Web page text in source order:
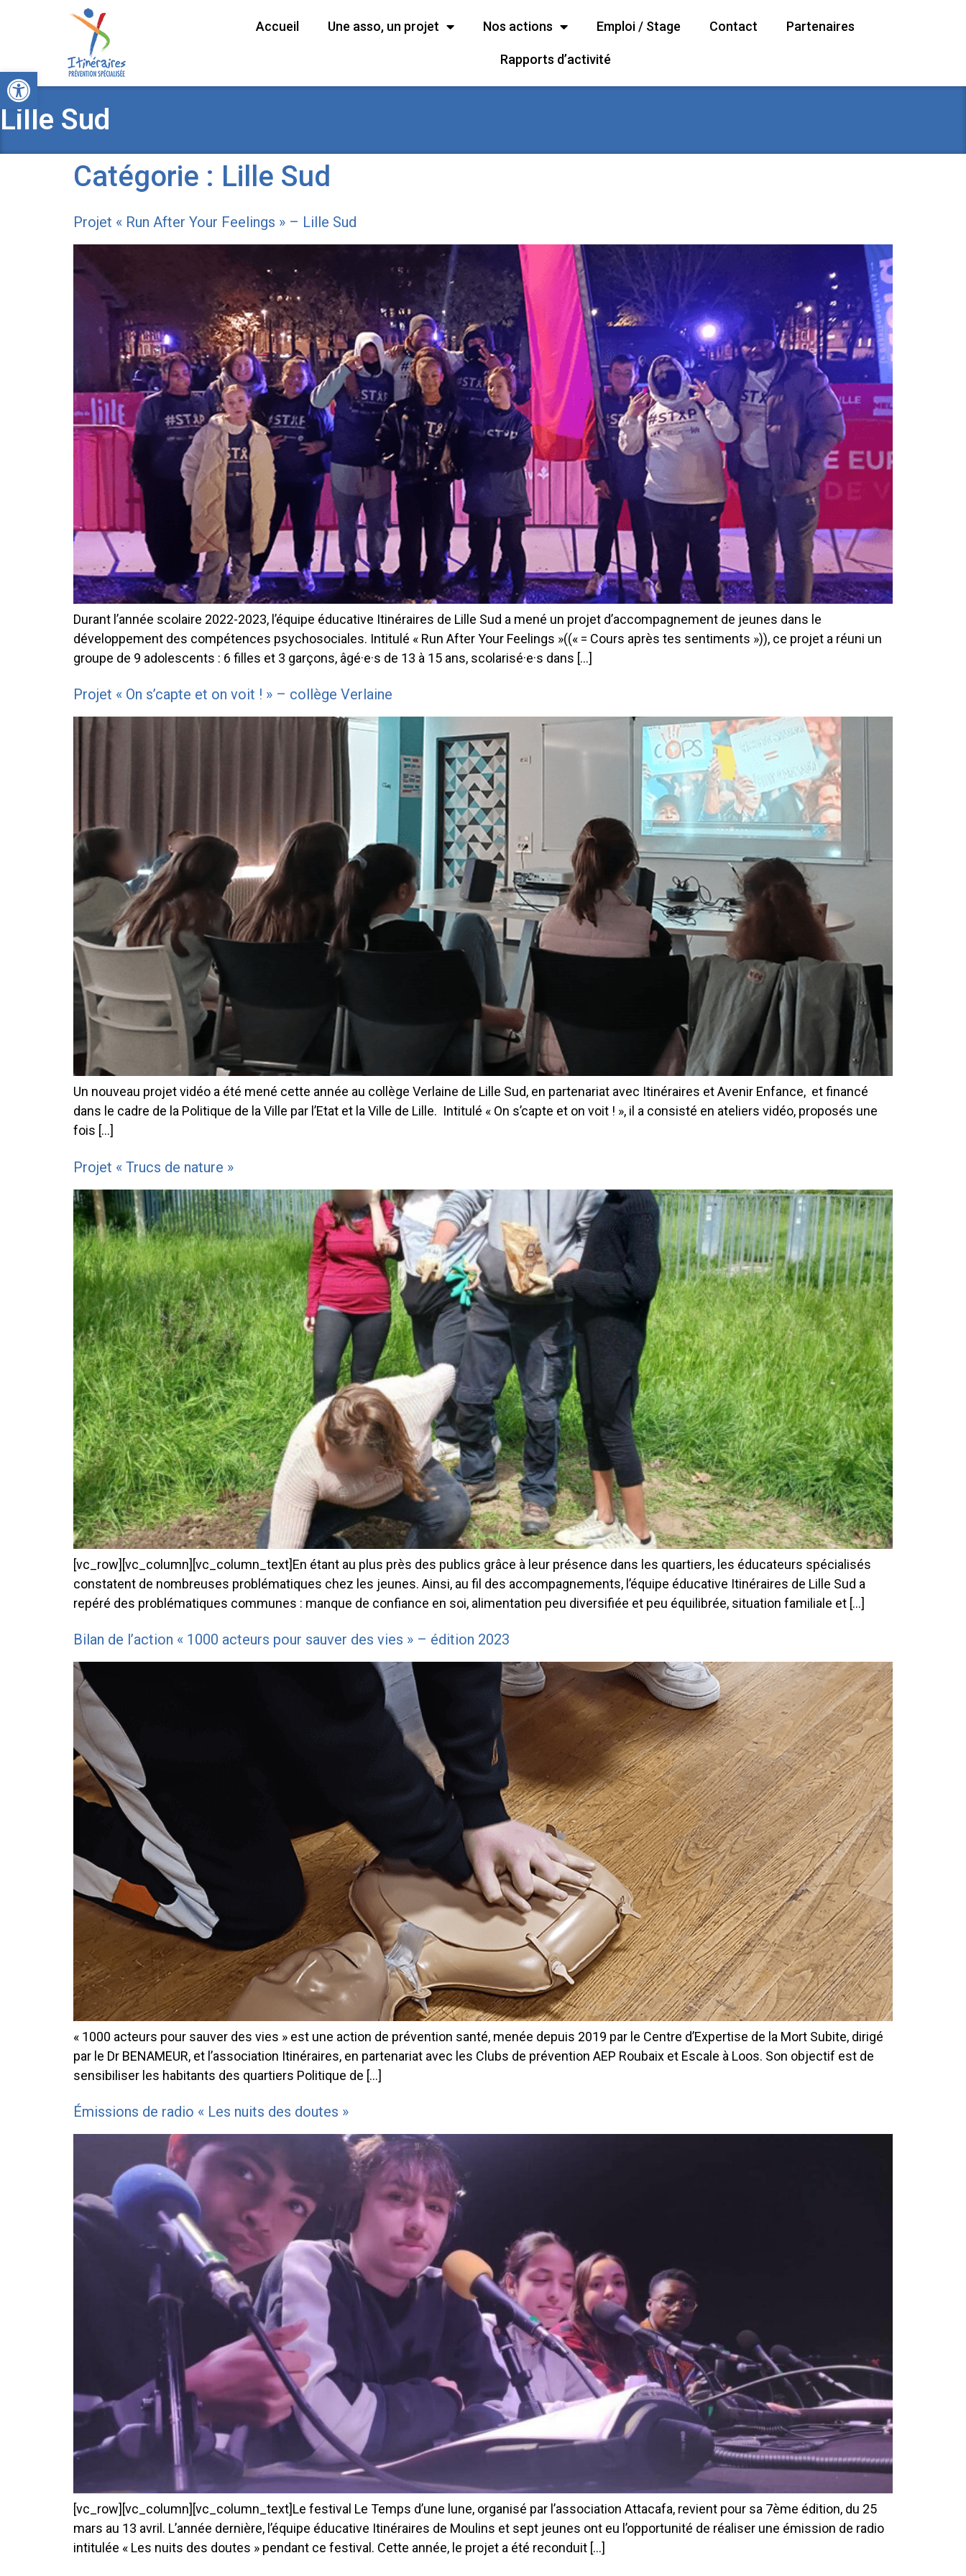
Ouvrir la barre d’outils
Accueil Une asso, un projet Nos actions Emploi / Stage Contact Partenaires
Rapports d’activité
Lille Sud
Catégorie : Lille Sud
Projet « Run After Your Feelings » – Lille Sud
Durant l’année scolaire 2022-2023, l’équipe éducative Itinéraires de Lille Sud a mené un projet d’accompagnement de jeunes dans le
développement des compétences psychosociales. Intitulé « Run After Your Feelings »((« = Cours après tes sentiments »)), ce projet a réuni un
groupe de 9 adolescents : 6 filles et 3 garçons, âgé·e·s de 13 à 15 ans, scolarisé·e·s dans […]
Projet « On s’capte et on voit ! » – collège Verlaine
Un nouveau projet vidéo a été mené cette année au collège Verlaine de Lille Sud, en partenariat avec Itinéraires et Avenir Enfance, et financé
dans le cadre de la Politique de la Ville par l’Etat et la Ville de Lille. Intitulé « On s’capte et on voit ! », il a consisté en ateliers vidéo, proposés une
fois […]
Projet « Trucs de nature »
[vc_row][vc_column][vc_column_text]En étant au plus près des publics grâce à leur présence dans les quartiers, les éducateurs spécialisés
constatent de nombreuses problématiques chez les jeunes. Ainsi, au fil des accompagnements, l’équipe éducative Itinéraires de Lille Sud a
repéré des problématiques communes : manque de confiance en soi, alimentation peu diversifiée et peu équilibrée, situation familiale et […]
Bilan de l’action « 1000 acteurs pour sauver des vies » – édition 2023
« 1000 acteurs pour sauver des vies » est une action de prévention santé, menée depuis 2019 par le Centre d’Expertise de la Mort Subite, dirigé
par le Dr BENAMEUR, et l’association Itinéraires, en partenariat avec les Clubs de prévention AEP Roubaix et Escale à Loos. Son objectif est de
sensibiliser les habitants des quartiers Politique de […]
Émissions de radio « Les nuits des doutes »
[vc_row][vc_column][vc_column_text]Le festival Le Temps d’une lune, organisé par l’association Attacafa, revient pour sa 7ème édition, du 25
mars au 13 avril. L’année dernière, l’équipe éducative Itinéraires de Moulins et sept jeunes ont eu l’opportunité de réaliser une émission de radio
intitulée « Les nuits des doutes » pendant ce festival. Cette année, le projet a été reconduit […]